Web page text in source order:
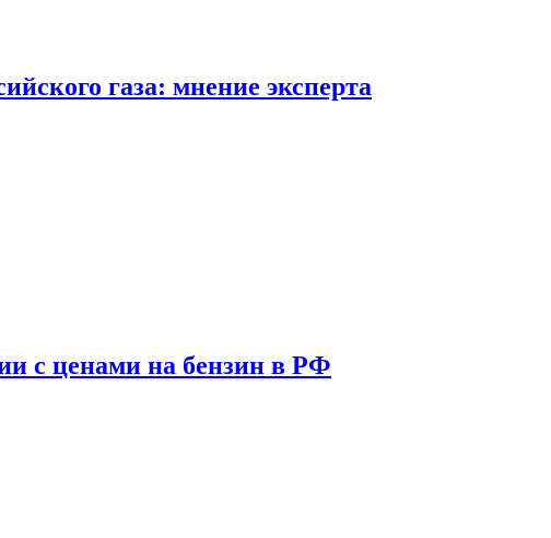
газа: мнение эксперта
с ценами на бензин в РФ